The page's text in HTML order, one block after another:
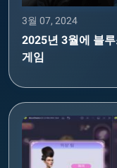
3월 07, 2024
2025년 3월에 블
게임